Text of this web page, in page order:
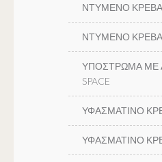
ΝΤΥΜΕΝΟ
ΝΤΥΜΕΝΟ
ΥΠΟΣΤΡΩΜΑ ΜΕ
SPACE
ΥΦΑΣΜΑΤΙΝΟ
ΥΦΑΣΜΑΤΙΝΟ